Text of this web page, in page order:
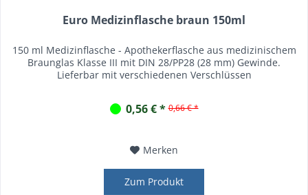
Euro Medizinflasche braun 150ml
150 ml Medizinflasche - Apothekerflasche aus medizinischem
Braunglas Klasse III mit DIN 28/PP28 (28 mm) Gewinde.
Lieferbar mit verschiedenen Verschlüssen
0,56 € * 0,66 € *
Merken
Zum Produkt